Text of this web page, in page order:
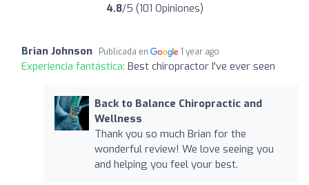
4.8/5 (101 Opiniones)
Brian Johnson Publicada en 1 year ago
Experiencia fantástica: Best chiropractor I've ever seen
Back to Balance Chiropractic and
Wellness
Thank you so much Brian for the
wonderful review! We love seeing you
and helping you feel your best.